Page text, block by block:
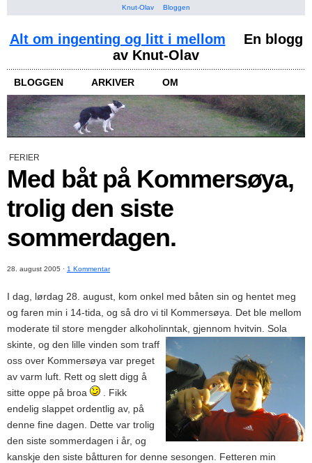
Knut-Olav Bloggen
Alt om ingenting og litt i mellom
En blogg
av Knut-Olav
BLOGGEN ARKIVER OM
FERIER
Med båt på Kommersøya,
trolig den siste
sommerdagen.
28. august 2005 · 1 Kommentar
I dag, lørdag 28. august, kom onkel med båten sin og hentet meg
og faren min i 14-tida, og så dro vi til Kommersøya. Det ble mellom
moderate til store mengder alkoholinntak, gjennom hvitvin. Sola
skinte, og den lille vinden som traff
oss over Kommersøya var preget
av varm luft. Rett og slett digg å
sitte oppe på broa
. Fikk
endelig slappet ordentlig av, på
denne fine dagen. Dette var trolig
den siste sommerdagen i år, og
kanskje den siste båtturen for denne sesongen. Fetteren min